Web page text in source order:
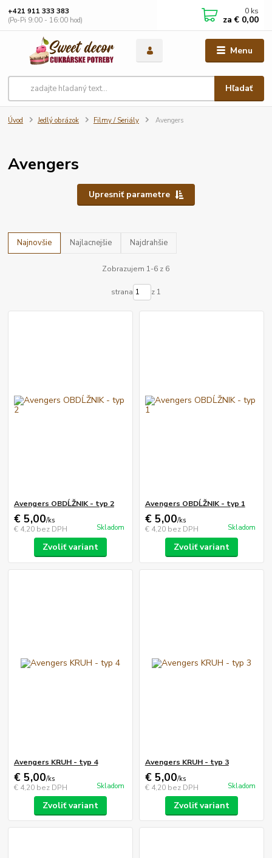
Menu
Hľadať
+421 911 333 383
(Po-Pi 9:00 - 16:00 hod)
0 ks
za € 0,00
Úvod Jedlý obrázok Filmy / Seriály Avengers
Avengers
Upresniť parametre
Najnovšie Najlacnejšie Najdrahšie
Zobrazujem 1-6 z 6
strana z 1
Avengers OBDĹŽNIK - typ 2
€ 5,00/ks
€ 4,20 bez DPH Skladom
Zvoliť variant
Avengers OBDĹŽNIK - typ 1
€ 5,00/ks
€ 4,20 bez DPH Skladom
Zvoliť variant
Avengers KRUH - typ 4
€ 5,00/ks
€ 4,20 bez DPH Skladom
Zvoliť variant
Avengers KRUH - typ 3
€ 5,00/ks
€ 4,20 bez DPH Skladom
Zvoliť variant